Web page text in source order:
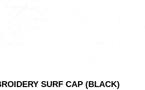
SURF CAP (BLACK)